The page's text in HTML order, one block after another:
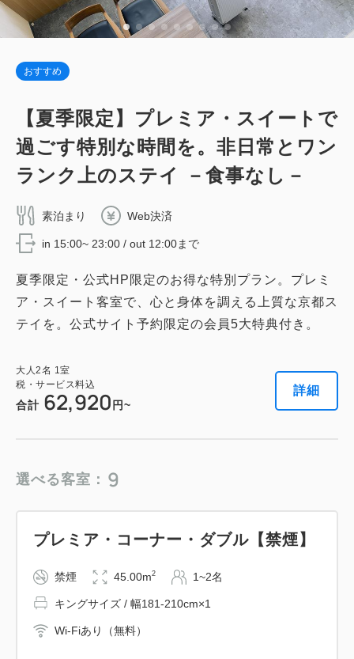
おすすめ
【夏季限定】プレミア・スイートで
過ごす特別な時間を。非日常とワン
ランク上のステイ －食事なし－
素泊まり Web決済
in 15:00~ 23:00 / out 12:00まで
夏季限定・公式HP限定のお得な特別プラン。プレミ
ア・スイート客室で、心と身体を調える上質な京都ス
テイを。公式サイト予約限定の会員5大特典付き。
大人2名 1室
税・サービス料込
合計 62,920 円~
詳細
選べる客室： 9
プレミア・コーナー・ダブル【禁煙】
禁煙 45.00m2 1~2名
キングサイズ / 幅181-210cm×1
Wi-Fiあり（無料）